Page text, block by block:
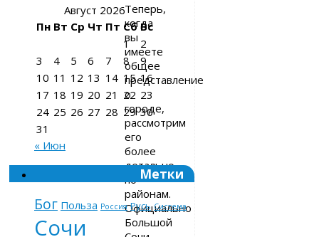
Теперь,
когда
вы
имеете
общее
представление
о
городе,
рассмотрим
его
более
детально,
по
районам.
Официально
Большой
Август 2026
Пн Вт Ср Чт Пт Сб Вс
1
2
3
4 5 6 7 8
9
10 11 12 13 14 15 16
17 18 19 20 21 22 23
24 25 26 27 28 29 30
31
« Июн
Метки
Бог Польза Россия Русь Система
Сочи